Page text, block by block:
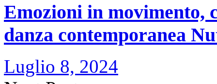
Emozioni in movimento,
danza contemporanea
Luglio 8, 2024